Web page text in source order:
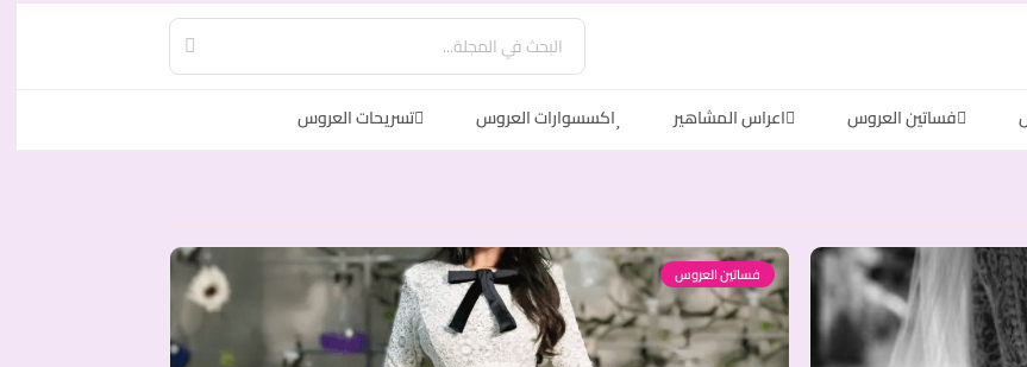
فساتين العروس اعراس المشاهير اكسسوارات العروس تسريحات العروس
فساتين العروس